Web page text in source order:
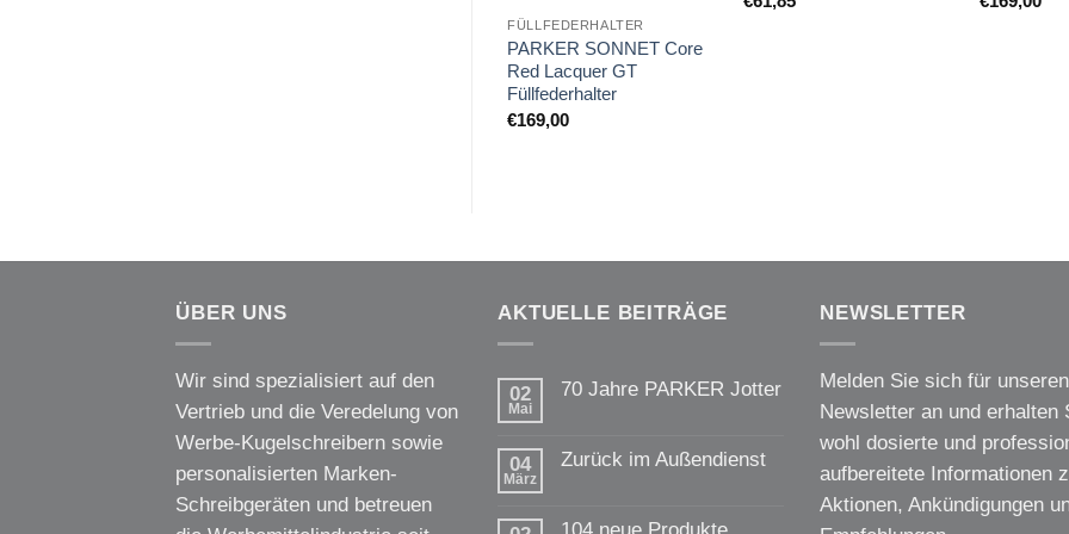
FÜLLFEDERHALTER
PARKER SONNET Core
Red Lacquer GT
Füllfederhalter
€169,00
ÜBER UNS
Wir sind spezialisiert auf den
Vertrieb und die Veredelung von
Werbe-Kugelschreibern sowie
personalisierten Marken-
Schreibgeräten und betreuen
AKTUELLE BEITRÄGE
02
Mai
70 Jahre PARKER Jotter
70
04
März
Zurück im Außendienst
104 neue Produkte
NEWSLETTER
Melden Sie sich für unseren
Newsletter an und erhalten
wohl dosierte und
aufbereitete Informationen
Aktionen, Ankündigungen